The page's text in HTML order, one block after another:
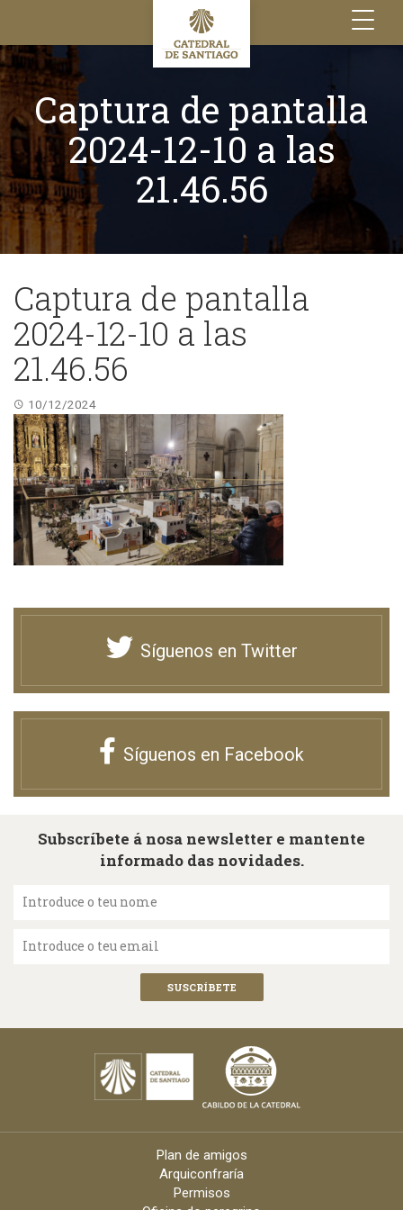
Toggle
navigation
Captura de pantalla
2024-12-10 a las
21.46.56
Captura de pantalla
2024-12-10 a las
21.46.56
10/12/2024
Síguenos en Twitter
Síguenos en Facebook
Subscríbete á nosa newsletter e mantente
informado das novidades.
Introduce o teu nome
Introduce o teu email
Plan de amigos
Arquiconfraría
Permisos